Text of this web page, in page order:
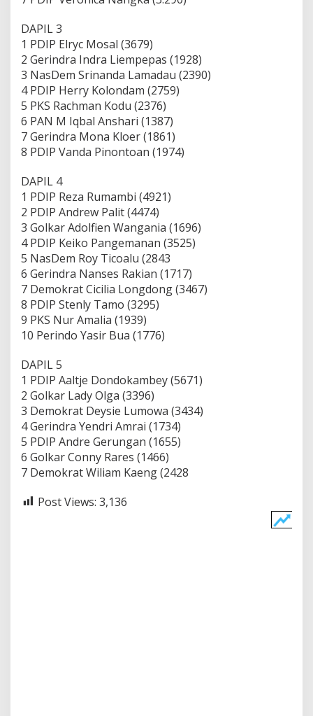
DAPIL 3
1 PDIP Elryc Mosal (3679)
2 Gerindra Indra Liempepas (1928)
3 NasDem Srinanda Lamadau (2390)
4 PDIP Herry Kolondam (2759)
5 PKS Rachman Kodu (2376)
6 PAN M Iqbal Anshari (1387)
7 Gerindra Mona Kloer (1861)
8 PDIP Vanda Pinontoan (1974)
DAPIL 4
1 PDIP Reza Rumambi (4921)
2 PDIP Andrew Palit (4474)
3 Golkar Adolfien Wangania (1696)
4 PDIP Keiko Pangemanan (3525)
5 NasDem Roy Ticoalu (2843
6 Gerindra Nanses Rakian (1717)
7 Demokrat Cicilia Longdong (3467)
8 PDIP Stenly Tamo (3295)
9 PKS Nur Amalia (1939)
10 Perindo Yasir Bua (1776)
DAPIL 5
1 PDIP Aaltje Dondokambey (5671)
2 Golkar Lady Olga (3396)
3 Demokrat Deysie Lumowa (3434)
4 Gerindra Yendri Amrai (1734)
5 PDIP Andre Gerungan (1655)
6 Golkar Conny Rares (1466)
7 Demokrat Wiliam Kaeng (2428
Post Views: 3,136